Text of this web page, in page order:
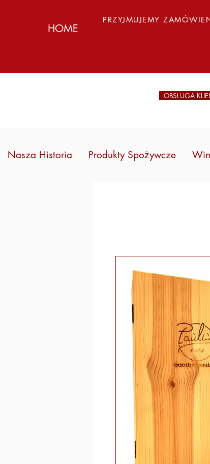
HOME
PRZYJMUJEMY
OBSŁUGA
Nasza Historia Produkty Spożywcze